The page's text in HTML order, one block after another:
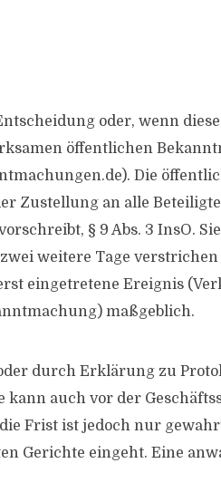
oder, wenn
öffentlichen
Die
Zustellung an alle
§ 9 Abs. 3 InsO.
weitere Tage verstrichen
eingetretene Ereignis
maßgeblich.
durch Erklärung zu
kann auch vor der
Frist ist jedoch nur
Gerichte eingeht. Eine